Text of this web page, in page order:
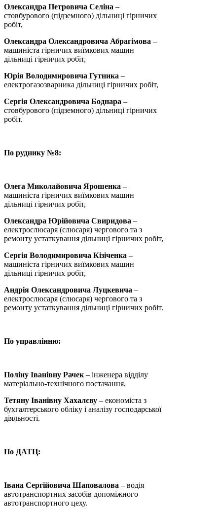
Олександра Петровича Селіна –
стовбурового (підземного) дільниці гірничих
робіт,
Олександра Олександровича Абрагімова –
машиніста гірничих виїмкових машин
дільниці гірничих робіт,
Юрія Володимировича Гутника –
електрогазозварника дільниці гірничих робіт,
Сергія Олександровича Боднара –
стовбурового (підземного) дільниці гірничих
робіт.
По руднику №8:
Олега Миколайовича Ярошенка –
машиніста гірничих виїмкових машин
дільниці гірничих робіт,
Олександра Юрійовича Свиридова –
електрослюсаря (слюсаря) чергового та з
ремонту устаткування дільниці гірничих робіт,
Сергія Володимировича Кізіченка –
машиніста гірничих виїмкових машин
дільниці гірничих робіт,
Андрія Олександровича Луцкевича –
електрослюсаря (слюсаря) чергового та з
ремонту устаткування дільниці гірничих робіт.
По управлінню:
Поліну Іванівну Рачек – інженера відділу
матеріально-технічного постачання,
Тетяну Іванівну Хахалєву – економіста з
бухгалтерського обліку і аналізу господарської
діяльності.
По ДАТЦ:
Івана Сергійовича Шаповалова – водія
автотранспортних засобів допоміжного
автотранспортного цеху.